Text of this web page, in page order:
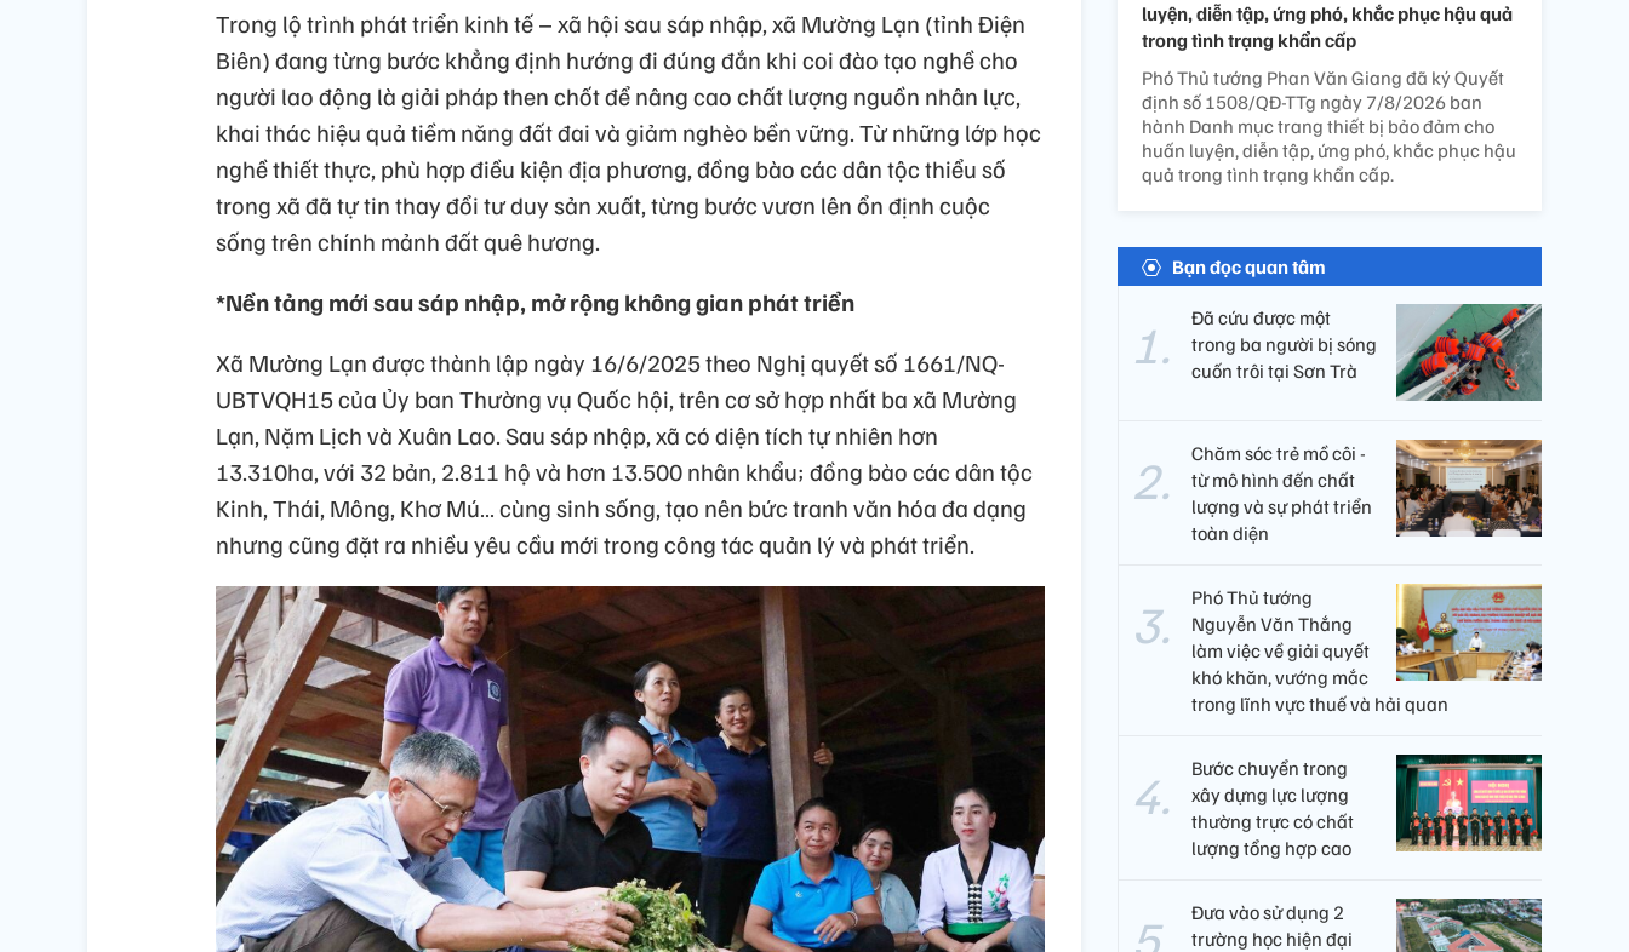
Trong lộ trình phát triển kinh tế – xã hội sau sáp nhập, xã Mường Lạn (tỉnh Điện
Biên) đang từng bước khẳng định hướng đi đúng đắn khi coi đào tạo nghề cho
người lao động là giải pháp then chốt để nâng cao chất lượng nguồn nhân lực,
khai thác hiệu quả tiềm năng đất đai và giảm nghèo bền vững. Từ những lớp học
nghề thiết thực, phù hợp điều kiện địa phương, đồng bào các dân tộc thiểu số
trong xã đã tự tin thay đổi tư duy sản xuất, từng bước vươn lên ổn định cuộc
sống trên chính mảnh đất quê hương.
*Nền tảng mới sau sáp nhập, mở rộng không gian phát triển
Xã Mường Lạn được thành lập ngày 16/6/2025 theo Nghị quyết số 1661/NQ-
UBTVQH15 của Ủy ban Thường vụ Quốc hội, trên cơ sở hợp nhất ba xã Mường
Lạn, Nặm Lịch và Xuân Lao. Sau sáp nhập, xã có diện tích tự nhiên hơn
13.310ha, với 32 bản, 2.811 hộ và hơn 13.500 nhân khẩu; đồng bào các dân tộc
Kinh, Thái, Mông, Khơ Mú… cùng sinh sống, tạo nên bức tranh văn hóa đa dạng
nhưng cũng đặt ra nhiều yêu cầu mới trong công tác quản lý và phát triển.
luyện, diễn tập, ứng phó, khắc phục hậu quả
trong tình trạng khẩn cấp
Phó Thủ tướng Phan Văn Giang đã ký Quyết
định số 1508/QĐ-TTg ngày 7/8/2026 ban
hành Danh mục trang thiết bị bảo đảm cho
huấn luyện, diễn tập, ứng phó, khắc phục hậu
quả trong tình trạng khẩn cấp.
Bạn đọc quan tâm
Đã cứu được một
trong ba người bị sóng
cuốn trôi tại Sơn Trà
Chăm sóc trẻ mồ côi -
từ mô hình đến chất
lượng và sự phát triển
toàn diện
Phó Thủ tướng
Nguyễn Văn Thắng
làm việc về giải quyết
khó khăn, vướng mắc
trong lĩnh vực thuế và hải quan
Bước chuyển trong
xây dựng lực lượng
thường trực có chất
lượng tổng hợp cao
Đưa vào sử dụng 2
trường học hiện đại